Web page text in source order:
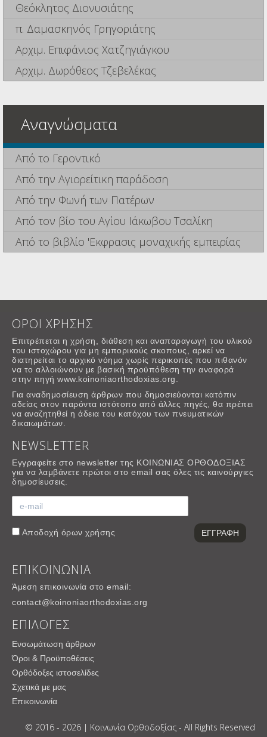
Θεόκλητος Διονυσιάτης
π. Δαμασκηνός Γρηγοριάτης
Αρχιμ. Επιφάνιος Χατζηγιάγκου
Αρχιμ. Δωρόθεος Τζεβελέκας
Αναγνώσματα
Από το Γεροντικό
Από την Αγιορείτικη παράδοση
Από την Φωνή των Πατέρων
Από τον βίο του Αγίου Ιάκωβου Τσαλίκη
Από το βιβλίο 'Εκφρασις μοναχικής εμπειρίας
ΟΡΟΙ ΧΡΗΣΗΣ
Επιτρέπεται η χρήση, διάθεση και αναπαραγωγή του υλικού
του ιστοχώρου για μη εμπορικούς σκοπους, αρκεί να
διατηρείται το αρχικό νόημα χωρίς περικοπές που πιθανόν
να το αλλοιώνουν με βασική προϋπόθεση την αναφορά
στην πηγή www.koinoniaorthodoxias.org.
Για αναδημοσίευση άρθρων που δημοσιεύονται κατόπιν
αδείας στον παρόντα ιστότοπο από άλλες πηγές, θα πρέπει
να αναζητηθεί η άδεια του κατόχου των πνευματικών
δικαιωμάτων.
NEWSLETTER
Εγγραφείτε στο newsletter της ΚΟΙΝΩΝΙΑΣ ΟΡΘΟΔΟΞΙΑΣ
για να λαμβάνετε πρώτοι στο email σας όλες τις καινούργιες
δημοσίευσεις.
Αποδοχή όρων χρήσης
ΕΠΙΚΟΙΝΩΝΙΑ
Άμεση επικοινωνία στο email:
contact@koinoniaorthodoxias.org
ΕΠΙΛΟΓΕΣ
Ενσωμάτωση άρθρων
Όροι & Προϋποθέσεις
Ορθόδοξες ιστοσελίδες
Σχετικά με μας
Επικοινωνία
© 2016 - 2026 | Κοινωνία Ορθοδοξίας - All Rights Reserved